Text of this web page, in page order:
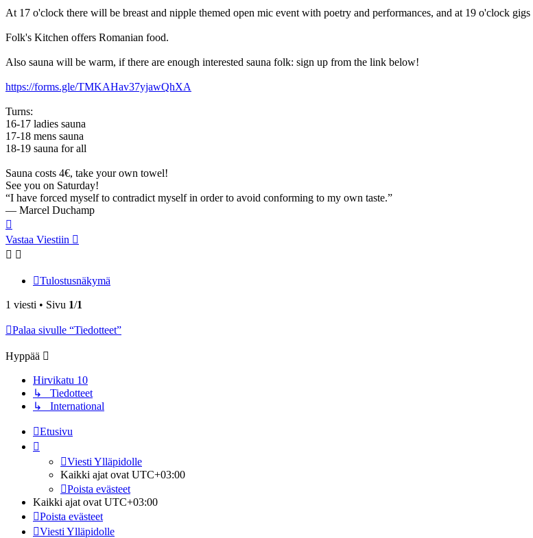
At 17 o'clock there will be breast and nipple themed open mic event with poetry and performances, and at 19 o'clock
Folk's Kitchen offers Romanian food.
Also sauna will be warm, if there are enough interested sauna folk: sign up from the link below!
https://forms.gle/TMKAHav37yjawQhXA
Turns:
16-17 ladies sauna
17-18 mens sauna
18-19 sauna for all
Sauna costs 4€, take your own towel!
See you on Saturday!
“I have forced myself to contradict myself in order to avoid conforming to my own taste.”
― Marcel Duchamp
Vastaa Viestiin
Tulostusnäkymä
1 viesti • Sivu 1/1
Palaa sivulle “Tiedotteet”
Hyppää
Hirvikatu 10
↳ Tiedotteet
↳ International
Etusivu
Viesti Ylläpidolle
Kaikki ajat ovat UTC+03:00
Poista evästeet
Kaikki ajat ovat UTC+03:00
Poista evästeet
Viesti Ylläpidolle